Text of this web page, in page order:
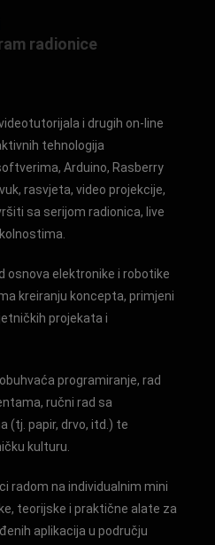
radionice
i drugih on-line
tehnologija
Arduino, Rasberry
rasvjeta, video projekcije,
sa serijom radionica, live
osnova elektronike i robotike
kreiranju koncepta, primjeni
projekata i
programiranje, rad
ručni rad sa
(tj. papir, drvo, itd.) te
kulturu.
radom na individualnim mini
teorijske i praktične alate za
aplikacija u području